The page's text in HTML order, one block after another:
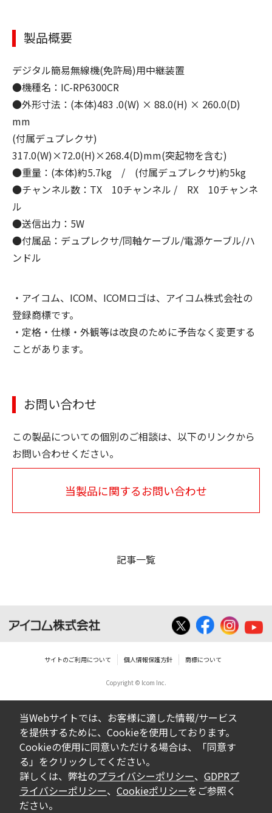
製品概要
デジタル簡易無線機(免許局)用中継装置
●機種名：IC-RP6300CR
●外形寸法：(本体)483 .0(W) × 88.0(H) × 260.0(D)
mm
(付属デュプレクサ)
317.0(W)×72.0(H)×268.4(D)mm(突起物を含む)
●重量：(本体)約5.7kg / (付属デュプレクサ)約5kg
●チャンネル数：TX 10チャンネル / RX 10チャンネ
ル
●送信出力：5W
●付属品：デュプレクサ/同軸ケーブル/電源ケーブル/ハ
ンドル
・アイコム、ICOM、ICOMロゴは、アイコム株式会社の
登録商標です。
・定格・仕様・外観等は改良のために予告なく変更する
ことがあります。
お問い合わせ
この製品についての個別のご相談は、以下のリンクから
お問い合わせください。
当製品に関するお問い合わせ
記事一覧
サイトのご利用について 個人情報保護方針 商標について
Copyright © Icom Inc.
当Webサイトでは、お客様に適した情報/サービス
を提供するために、Cookieを使用しております。
Cookieの使用に同意いただける場合は、「同意す
る」をクリックしてください。
詳しくは、弊社のプライバシーポリシー、 GDPRプ
ライバシーポリシー、 Cookieポリシーをご参照く
ださい。